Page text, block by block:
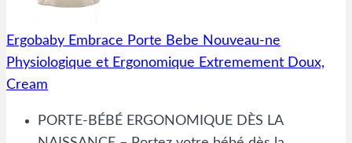
Ergobaby Embrace Porte Bebe Nouveau-ne
Physiologique et Ergonomique Extremement Doux,
Cream
PORTE-BÉBÉ ERGONOMIQUE DÈS LA